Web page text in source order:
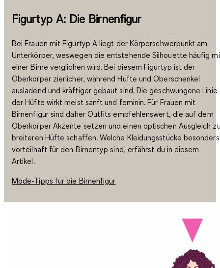
Figurtyp A: Die Birnenfigur
Bei Frauen mit Figurtyp A liegt der Körperschwerpunkt am
Unterkörper, weswegen die entstehende Silhouette häufig
einer Birne verglichen wird. Bei diesem Figurtyp ist der
Oberkörper zierlicher, während Hüfte und Oberschenkel
ausladend und kräftiger gebaut sind. Die geschwungene Linie
der Hüfte wirkt meist sanft und feminin. Für Frauen mit
Birnenfigur sind daher Outfits empfehlenswert, die auf dem
Oberkörper Akzente setzen und einen optischen Ausgleich
breiteren Hüfte schaffen. Welche Kleidungsstücke besonders
vorteilhaft für den Birnentyp sind, erfährst du in diesem
Artikel.
Mode-Tipps für die Birnenfigur